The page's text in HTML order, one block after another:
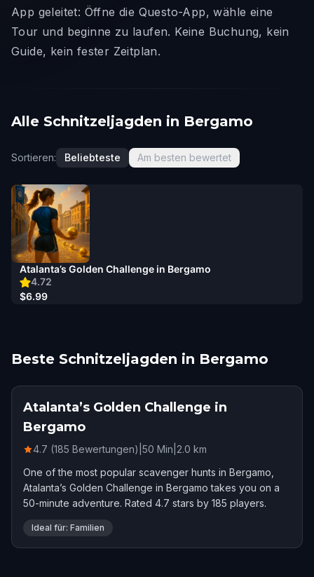
App geleitet: Öffne die Questo-App, wähle eine
Tour und beginne zu laufen. Keine Buchung, kein
Guide, kein fester Zeitplan.
Alle Schnitzeljagden in Bergamo
Sortieren: Beliebteste Am besten bewertet
4.72
Atalanta’s Golden Challenge in Bergamo
$6.99
Beste Schnitzeljagden in Bergamo
Atalanta’s Golden Challenge in
Bergamo
4.7 (185 Bewertungen) 50 Min 2.0 km
One of the most popular scavenger hunts in Bergamo,
Atalanta’s Golden Challenge in Bergamo takes you on a
50-minute adventure. Rated 4.7 stars by 185 players.
Ideal für: Familien